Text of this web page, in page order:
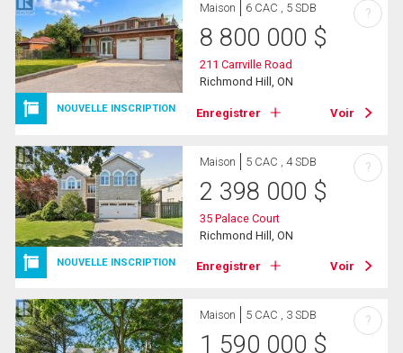
NOUVELLE INSCRIPTION
Maison 6 CAC , 5 SDB
8 800 000 $
211 Carrville Road
Richmond Hill, ON
Enregistrer Voir
?
NOUVELLE INSCRIPTION
Maison 5 CAC , 4 SDB
2 398 000 $
35 Palace Court
Richmond Hill, ON
Enregistrer Voir
?
Maison 5 CAC , 3 SDB
1 590 000 $
?